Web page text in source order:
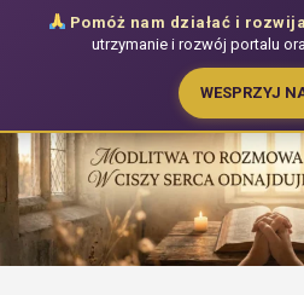
do
treści
Pomóż nam działać i
utrzymanie i rozwój portalu
WESPRZYJ